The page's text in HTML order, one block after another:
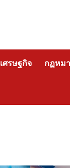
เศรษฐกิจ กฏหม